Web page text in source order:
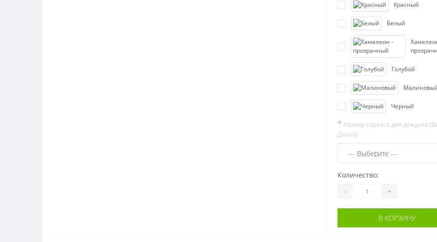
Красный
Белый
Голубой
Черный
* Размер каркаса для дождика
Длина)
Количество:
- +
В КОРЗИНУ